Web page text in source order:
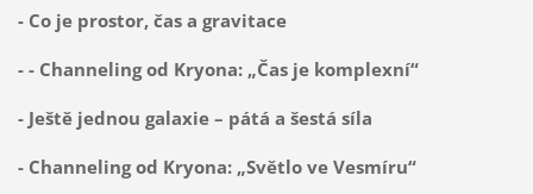
- Co je prostor, čas a gravitace
- - Channeling od Kryona: „Čas je komplexní“
- Ještě jednou galaxie – pátá a šestá síla
- Channeling od Kryona: „Světlo ve Vesmíru“